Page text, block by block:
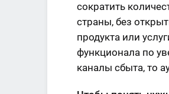
сократить
страны, без
продукта или
функционала по
каналы сбыта, то